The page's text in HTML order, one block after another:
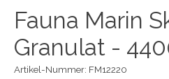
Fauna Marin
Granulat -
Artikel-Nummer: FM12220